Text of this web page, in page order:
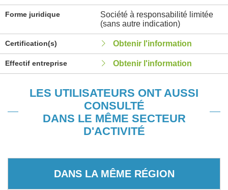
Forme juridique
Société à responsabilité limitée
(sans autre indication)
Certification(s) Obtenir l'information
Effectif entreprise Obtenir l'information
LES UTILISATEURS ONT AUSSI
CONSULTÉ
DANS LE MÊME SECTEUR
D'ACTIVITÉ
DANS LA MÊME RÉGION